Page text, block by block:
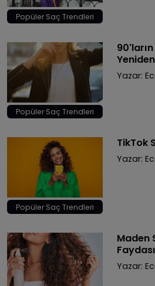
Popüler Saç Trendleri
Popüler Saç Trendleri
Yazar:
Popüler Saç Trendleri
TikTok
Yazar:
Maden
Yazar: